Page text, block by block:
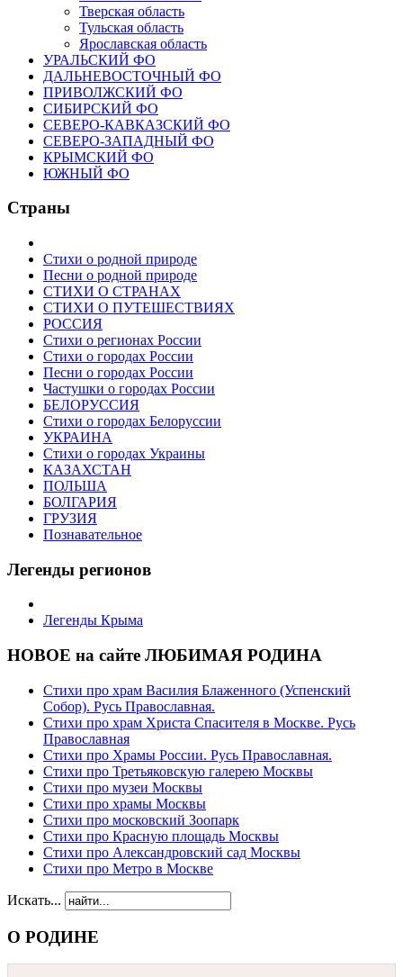
Тверская область
Тульская область
Ярославская область
УРАЛЬСКИЙ ФО
ДАЛЬНЕВОСТОЧНЫЙ ФО
ПРИВОЛЖСКИЙ ФО
СИБИРСКИЙ ФО
СЕВЕРО-КАВКАЗСКИЙ ФО
СЕВЕРО-ЗАПАДНЫЙ ФО
КРЫМСКИЙ ФО
ЮЖНЫЙ ФО
Страны
Стихи о родной природе
Песни о родной природе
СТИХИ О СТРАНАХ
СТИХИ О ПУТЕШЕСТВИЯХ
РОССИЯ
Стихи о регионах России
Стихи о городах России
Песни о городах России
Частушки о городах России
БЕЛОРУССИЯ
Стихи о городах Белоруссии
УКРАИНА
Стихи о городах Украины
КАЗАХСТАН
ПОЛЬША
БОЛГАРИЯ
ГРУЗИЯ
Познавательное
Легенды регионов
Легенды Крыма
НОВОЕ на сайте ЛЮБИМАЯ РОДИНА
Стихи про храм Василия Блаженного (Успенский
Собор). Русь Православная.
Стихи про храм Христа Спасителя в Москве. Русь
Православная
Стихи про Храмы России. Русь Православная.
Стихи про Третьяковскую галерею Москвы
Стихи про музеи Москвы
Стихи про храмы Москвы
Стихи про московский Зоопарк
Стихи про Красную площадь Москвы
Стихи про Александровский сад Москвы
Стихи про Метро в Москве
Искать...
О РОДИНЕ